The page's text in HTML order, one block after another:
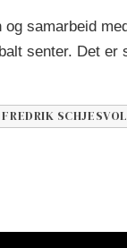
og samarbeid
senter. Det
FREDRIK